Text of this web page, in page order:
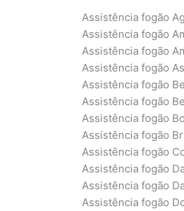
Assistência fogão
Assistência fogão
Assistência fogão
Assistência fogão
Assistência fogão
Assistência fogão
Assistência fogão
Assistência fogão
Assistência fogão
Assistência fogão
Assistência fogão
Assistência fogão